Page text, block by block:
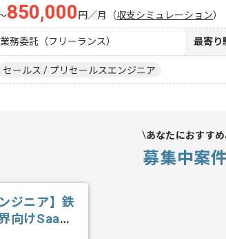
850,000 円／月 （収支シミュレーション）
業務委託（フリーランス） 最寄り
セールス / プリセールスエンジニア
あなたにおすすめ
募集中案件
ジニア】鉄
向けSaaS